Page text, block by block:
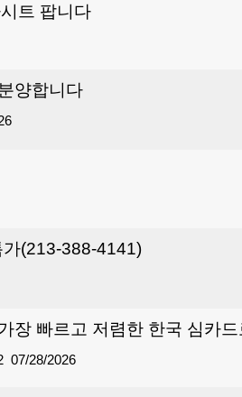
트 팝니다
양합니다
(213-388-4141)
장 빠르고 저렴한 한국 심카
07/28/2026